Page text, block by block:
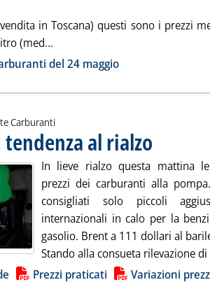
in Toscana) questi sono i prezzi
(med...
alla notizia
del 24 maggio
Carburanti
al rialzo
In lieve rialzo questa mattina
prezzi dei carburanti alla
consigliati solo piccoli
internazionali in calo per la
gasolio. Brent a 111 dollari al
Stando alla consueta rilevazione di
alla notizia
Prezzi praticati Variazioni